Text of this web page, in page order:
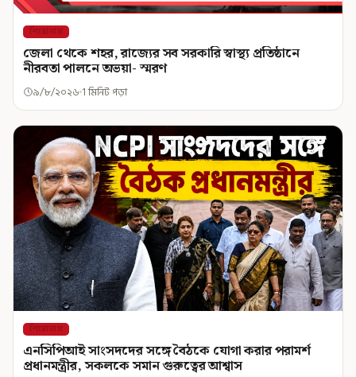
শিরোনাম
জেলা থেকে শহর, রাজ্যের সব সরকারি স্বাস্থ্য প্রতিষ্ঠানে
নীরবতা পালনে অভয়া- স্মরণ
৯/৮/২০২৬ 1 মিনিট পড়া
শিরোনাম
এনসিপিআই সাংসদদের সঙ্গে বৈঠকে যোগা করার পরামর্শ
প্রধানমন্ত্রীর, সকলকে সমান গুরুত্বের আশ্বাস